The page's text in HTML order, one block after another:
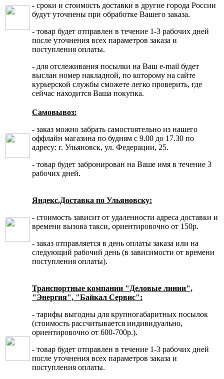
- сроки и стоимость доставки в другие города России
будут уточнены при обработке Вашего заказа.
- товар будет отправлен в течение 1-3 рабочих дней
после уточнения всех параметров заказа и
поступления оплаты.
- для отслеживания посылки на Ваш e-mail будет
выслан номер накладной, по которому на сайте
курьерской службы сможете легко проверить, где
сейчас находится Ваша покупка.
Самовывоз:
- заказ можно забрать самостоятельно из нашего
оффлайн магазина по будням с 9.00 до 17.30 по
адресу: г. Ульяновск, ул. Федерации, 25.
- товар будет забронирован на Ваше имя в течение 3
рабочих дней.
Яндекс.Доставка по Ульяновску:
- стоимость зависит от удаленности адреса доставки и
времени вызова такси, ориентировочно от 150р.
- заказ отправляется в день оплаты заказа или на
следующий рабочий день (в зависимости от времени
поступления оплаты).
Транспортные компании "Деловые линии",
"Энергия", "Байкал Сервис":
- тарифы выгодны для крупногабаритных посылок
(стоимость рассчитывается индивидуально,
ориентировочно от 600-700р.).
- товар будет отправлен в течение 1-3 рабочих дней
после уточнения всех параметров заказа и
поступления оплаты.